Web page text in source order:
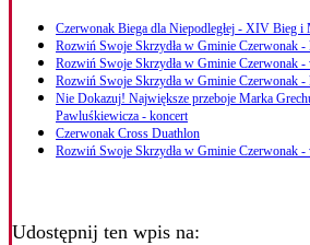
Czerwonak Biega dla Niepodległej - XIV Bieg i
Rozwiń Swoje Skrzydła w Gminie Czerwonak
Rozwiń Swoje Skrzydła w Gminie Czerwonak -
Rozwiń Swoje Skrzydła w Gminie Czerwonak
Nie Dokazuj! Największe przeboje Marka
Pawluśkiewicza - koncert
Czerwonak Cross Duathlon
Rozwiń Swoje Skrzydła w Gminie Czerwonak -
Udostępnij ten wpis na: